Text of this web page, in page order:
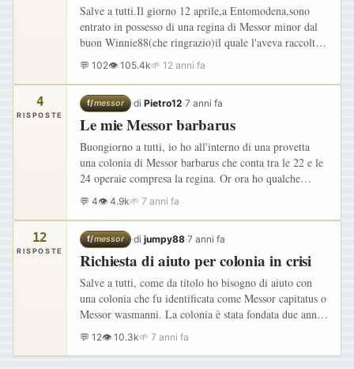
Salve a tutti.Il giorno 12 aprile,a Entomodena,sono
entrato in possesso di una regina di Messor minor dal
buon Winnie88(che ringrazio)il quale l'aveva raccolta
sulle pendici del Vesuvio.La regina aveva già un
gruppetto…
💬 102👁 105.4k🌱 12 anni fa
4
RISPOSTE
f/messor ·di Pietro12·7 anni fa
Le mie Messor barbarus
Buongiorno a tutti, io ho all'interno di una provetta
una colonia di Messor barbarus che conta tra le 22 e le
24 operaie compresa la regina. Or ora ho qualche
domanda sul da farsi: 1) Per le Messor barbarus
ibernazione…
💬 4👁 4.9k🌱 7 anni fa
12
RISPOSTE
f/messor ·di jumpy88·7 anni fa
Richiesta di aiuto per colonia in crisi
Salve a tutti, come da titolo ho bisogno di aiuto con
una colonia che fu identificata come Messor capitatus o
Messor wasmanni. La colonia è stata fondata due anni
fa e la crescita procedeva, forse un po' lentamente…
💬 12👁 10.3k🌱 7 anni fa